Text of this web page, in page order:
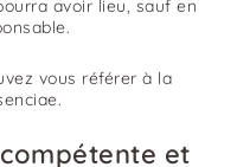
avoir lieu, sauf en
vous référer à la
et